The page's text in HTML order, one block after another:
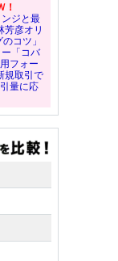
ンジと最
芳彦オリ
コツ」
ー「コバ
フォー
規取引で
量に応